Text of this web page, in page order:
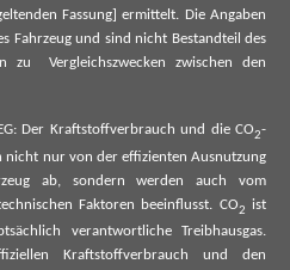
Fassung] ermittelt. Die Angaben
Fahrzeug und sind nicht Bestandteil des
zu Vergleichszwecken zwischen den
Der Kraftstoffverbrauch und die CO2-
nicht nur von der effizienten Ausnutzung
ab, sondern werden auch vom
Faktoren beeinflusst. CO2 ist
verantwortliche Treibhausgas.
Kraftstoffverbrauch und den